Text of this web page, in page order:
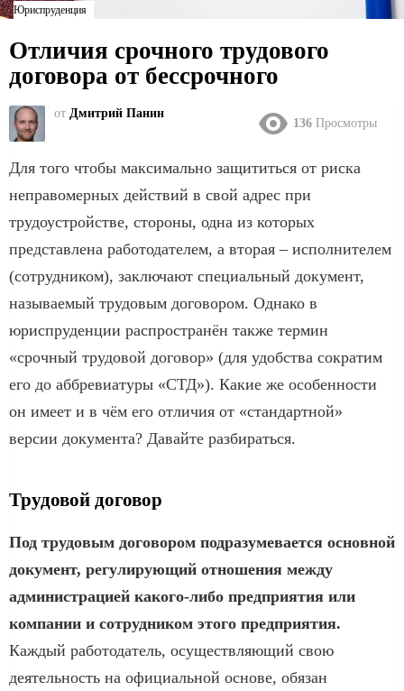
Юриспруденция
Отличия срочного трудового
договора от бессрочного
от Дмитрий Панин
136 Просмотры
Для того чтобы максимально защититься от риска
неправомерных действий в свой адрес при
трудоустройстве, стороны, одна из которых
представлена работодателем, а вторая – исполнителем
(сотрудником), заключают специальный документ,
называемый трудовым договором. Однако в
юриспруденции распространён также термин
«срочный трудовой договор» (для удобства сократим
его до аббревиатуры «СТД»). Какие же особенности
он имеет и в чём его отличия от «стандартной»
версии документа? Давайте разбираться.
Трудовой договор
Под трудовым договором подразумевается основной
документ, регулирующий отношения между
администрацией какого-либо предприятия или
компании и сотрудником этого предприятия.
Каждый работодатель, осуществляющий свою
деятельность на официальной основе, обязан